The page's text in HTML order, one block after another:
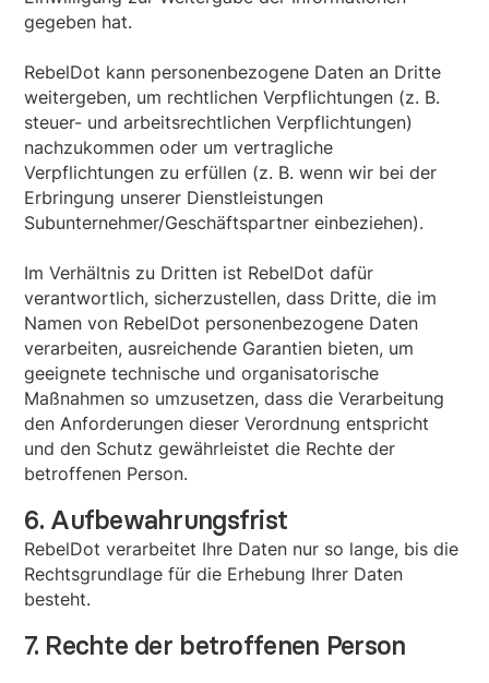
gegeben hat.
RebelDot kann personenbezogene Daten an Dritte
weitergeben, um rechtlichen Verpflichtungen (z. B.
steuer- und arbeitsrechtlichen Verpflichtungen)
nachzukommen oder um vertragliche
Verpflichtungen zu erfüllen (z. B. wenn wir bei der
Erbringung unserer Dienstleistungen
Subunternehmer/Geschäftspartner einbeziehen).
Im Verhältnis zu Dritten ist RebelDot dafür
verantwortlich, sicherzustellen, dass Dritte, die im
Namen von RebelDot personenbezogene Daten
verarbeiten, ausreichende Garantien bieten, um
geeignete technische und organisatorische
Maßnahmen so umzusetzen, dass die Verarbeitung
den Anforderungen dieser Verordnung entspricht
und den Schutz gewährleistet die Rechte der
betroffenen Person.
6. Aufbewahrungsfrist
RebelDot verarbeitet Ihre Daten nur so lange, bis die
Rechtsgrundlage für die Erhebung Ihrer Daten
besteht.
7. Rechte der betroffenen Person